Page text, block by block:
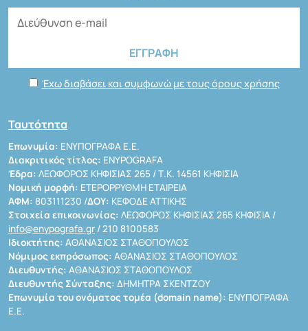
Έχω διαβάσει και συμφωνώ με τους όρους χρήσης
Ταυτότητα
Επωνυμία: ΕΝΥΠΟΓΡΑΦΑ Ε.Ε.
Διακριτικός τίτλος: ENYPOGRAFA
Έδρα: ΛΕΩΦΟΡΟΣ ΚΗΦΙΣΙΑΣ 265 / Τ.Κ. 14561 ΚΗΦΙΣΙΑ
Νομική μορφή: ΕΤΕΡΟΡΡΥΘΜΗ ΕΤΑΙΡΕΙΑ
ΑΦΜ: 803111230 /ΔΟΥ: ΚΕΦΟΔΕ ΑΤΤΙΚΗΣ
Στοιχεία επικοινωνίας: ΛΕΩΦΟΡΟΣ ΚΗΦΙΣΙΑΣ 265 ΚΗΦΙΣΙΑ /
info@enypografa.gr / 210 8100583
Ιδιοκτήτης: ΑΘΑΝΑΣΙΟΣ ΣΤΑΘΟΠΟΥΛΟΣ
Νόμιμος εκπρόσωπος: ΑΘΑΝΑΣΙΟΣ ΣΤΑΘΟΠΟΥΛΟΣ
Διευθυντής: ΑΘΑΝΑΣΙΟΣ ΣΤΑΘΟΠΟΥΛΟΣ
Διευθυντής Σύνταξης: ΔΗΜΗΤΡΑ ΣΚΕΝΤΖΟΥ
Επωνυμία του ονόματος τομέα (domain name): ΕΝΥΠΟΓΡΑΦΑ
Ε.Ε.